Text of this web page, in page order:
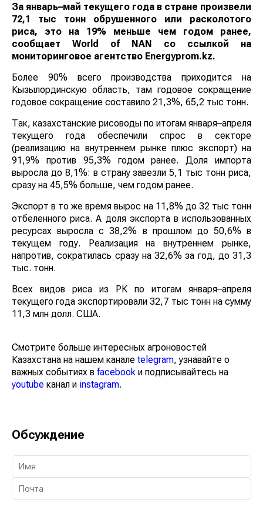
За январь–май текущего года в стране произвели
72,1 тыс тонн обрушенного или расколотого
риса, это на 19% меньше чем годом ранее,
сообщает World of NAN
со ссылкой на
мониторинговое агентство Еnergyprom.kz.
Более 90% всего производства приходится на
Кызылординскую область, там годовое сокращение
годовое сокращение составило 21,3%, 65,2 тыс тонн.
Так, казахстанские рисоводы по итогам января–апреля
текущего года обеспечили спрос в секторе
(реализацию на внутреннем рынке плюс экспорт) на
91,9% против 95,3% годом ранее. Доля импорта
выросла до 8,1%: в страну завезли 5,1 тыс тонн риса,
сразу на 45,5% больше, чем годом ранее.
Экспорт в то же время вырос на 11,8% до 32 тыс тонн
отбеленного риса. А доля экспорта в использованных
ресурсах выросла с 38,2% в прошлом до 50,6% в
текущем году. Реализация на внутреннем рынке,
напротив, сократилась сразу на 32,6% за год, до 31,3
тыс. тонн.
Всех видов риса из РК по итогам января–апреля
текущего года экспортировали 32,7 тыс тонн на сумму
11,3 млн долл. США.
Смотрите больше интересных агроновостей
Казахстана на нашем канале telegram, узнавайте о
важных событиях в facebook и подписывайтесь на
youtube канал и instagram.
Обсуждение